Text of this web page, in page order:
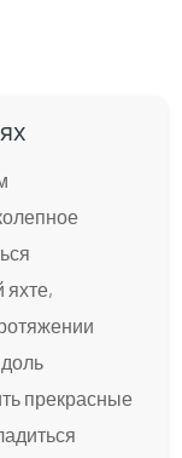
яхте,
прекрасные